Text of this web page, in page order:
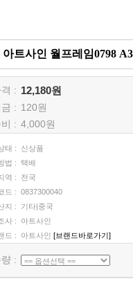
트사인 월프레임0798
: 12,180원
: 120원
: 4,000원
태 :
신상품
법 :
택배
역 :
전국
드 : 0837300040
지 :
기타|중국
사 :
아트사인
드 :
아트사인 [브랜드바로가기]
: